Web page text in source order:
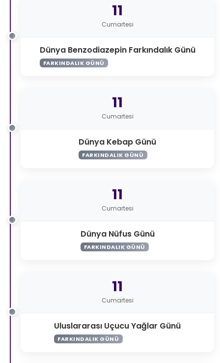
11
Cumartesi
Dünya Benzodiazepin Farkındalık Günü
FARKINDALIK GÜNÜ
11
Cumartesi
Dünya Kebap Günü
FARKINDALIK GÜNÜ
11
Cumartesi
Dünya Nüfus Günü
FARKINDALIK GÜNÜ
11
Cumartesi
Uluslararası Uçucu Yağlar Günü
FARKINDALIK GÜNÜ